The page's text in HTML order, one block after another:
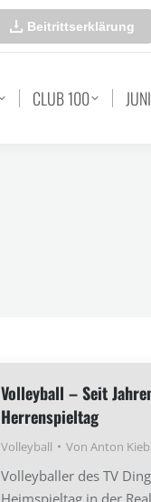
Beitrittserklärung
CLUB 100
Volleyball – Seit
Herrenspieltag
Volleyball Von Anton
Volleyballer des TV
Heimspieltag in der